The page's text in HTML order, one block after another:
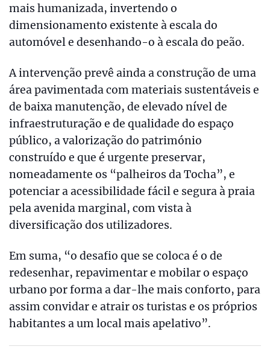
mais humanizada, invertendo o
dimensionamento existente à escala do
automóvel e desenhando-o à escala do peão.
A intervenção prevê ainda a construção de uma
área pavimentada com materiais sustentáveis e
de baixa manutenção, de elevado nível de
infraestruturação e de qualidade do espaço
público, a valorização do património
construído e que é urgente preservar,
nomeadamente os “palheiros da Tocha”, e
potenciar a acessibilidade fácil e segura à praia
pela avenida marginal, com vista à
diversificação dos utilizadores.
Em suma, “o desafio que se coloca é o de
redesenhar, repavimentar e mobilar o espaço
urbano por forma a dar-lhe mais conforto, para
assim convidar e atrair os turistas e os próprios
habitantes a um local mais apelativo”.